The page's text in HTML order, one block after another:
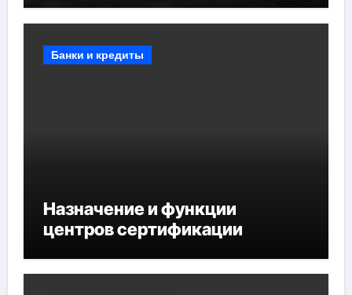
мероприятий и обустройства
Банки и кредиты
Назначение и функции
центров сертификации